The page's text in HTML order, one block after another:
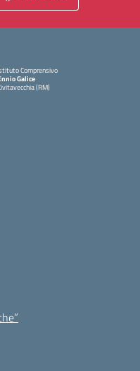
Comprensivo
Galice
(RM)